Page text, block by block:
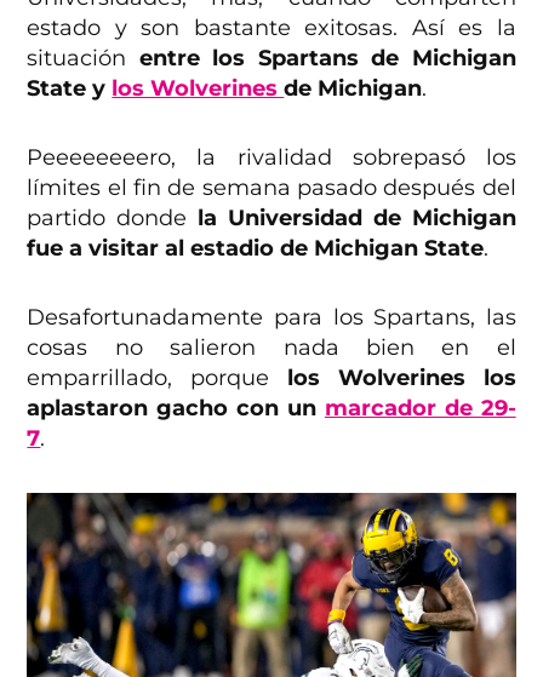
estado y son bastante exitosas. Así es la
situación entre los Spartans de Michigan
State y los Wolverinesde Michigan.
Peeeeeeeero, la rivalidad sobrepasó los
límites el fin de semana pasado después del
partido donde la Universidad de Michigan
fue a visitar al estadio de Michigan State.
Desafortunadamente para los Spartans, las
cosas no salieron nada bien en el
emparrillado, porque los Wolverines los
aplastaron gacho con un marcador de 29-
7.